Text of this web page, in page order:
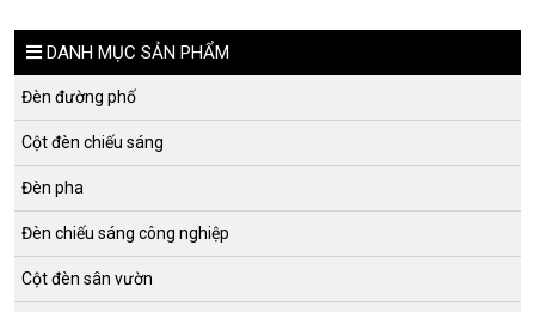
DANH MỤC SẢN PHẨM
Đèn đường phố
Cột đèn chiếu sáng
Đèn pha
Đèn chiếu sáng công nghiệp
Cột đèn sân vườn